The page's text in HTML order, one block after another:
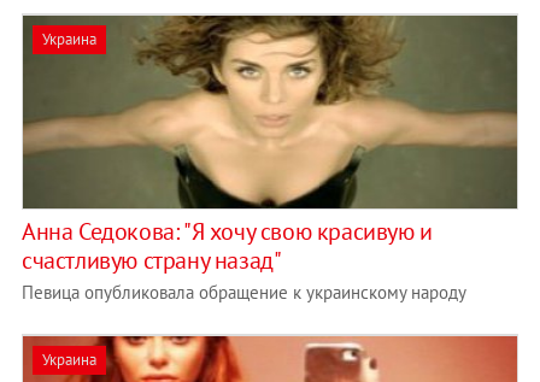
Украина
Анна Седокова: "Я хочу свою красивую и
счастливую страну назад"
Певица опубликовала обращение к украинскому народу
Украина